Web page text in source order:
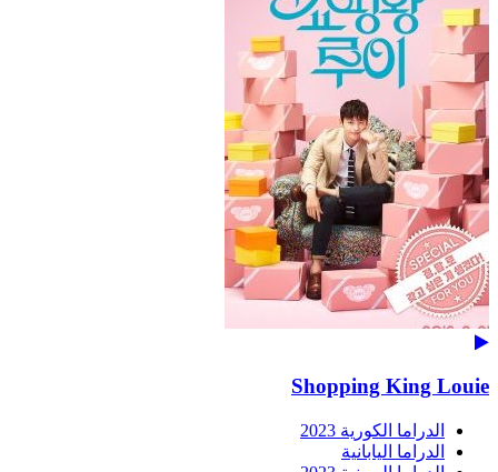
Shopping King Louie
الدراما الكورية 2023
الدراما اليابانية